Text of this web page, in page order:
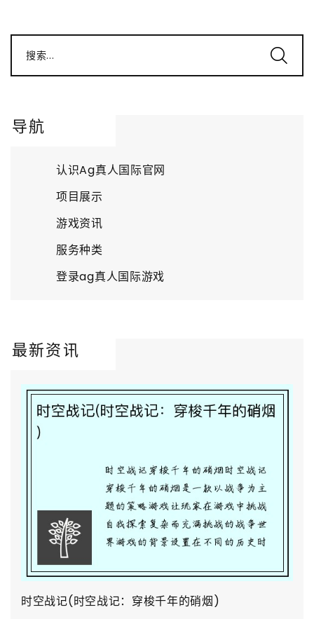
搜索...
导航
认识Ag真人国际官网
项目展示
游戏资讯
服务种类
登录ag真人国际游戏
最新资讯
时空战记(时空战记：穿梭千年的硝烟)